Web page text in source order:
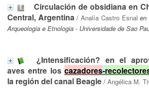
Circulación de obsidiana en
Central, Argentina/Analía Castro Esnal en
Arqueologia e Etnologia - Universidade de Sao
¿Intensificación? en el
aves entre loscazadores-
la región del canal Beagle / Angélica M.